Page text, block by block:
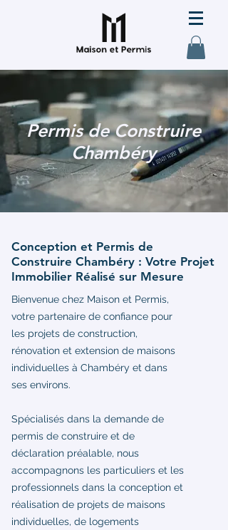
Permis de Construire
Chambéry
Conception et Permis de
Construire Chambéry : Votre Projet
Immobilier Réalisé sur Mesure
Bienvenue chez Maison et Permis,
votre partenaire de confiance pour
les projets de construction,
rénovation et extension de maisons
individuelles à Chambéry et dans
ses environs.
Spécialisés dans la demande de
permis de construire et de
déclaration préalable, nous
accompagnons les particuliers et les
professionnels dans la conception et
réalisation de projets de maisons
individuelles, de logements